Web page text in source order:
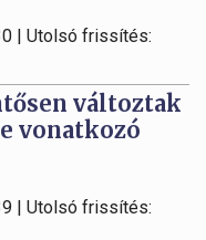
| Utolsó frissítés:
változtak
vonatkozó
| Utolsó frissítés: